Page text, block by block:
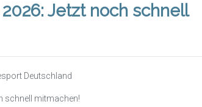
Jetzt noch schnell
Deutschland
schnell mitmachen!